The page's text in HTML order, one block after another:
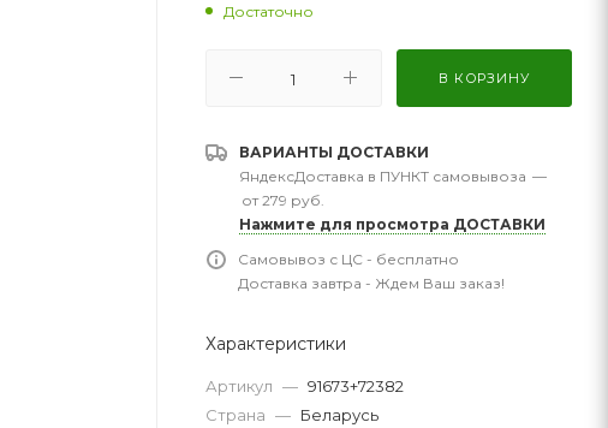
Достаточно
В КОРЗИНУ
ВАРИАНТЫ ДОСТАВКИ
ЯндексДоставка в ПУНКТ самовывоза —
от 279 руб.
Нажмите для просмотра ДОСТАВКИ
Самовывоз с ЦС - бесплатно
Доставка завтра - Ждем Ваш заказ!
Характеристики
Артикул — 91673+72382
Страна — Беларусь